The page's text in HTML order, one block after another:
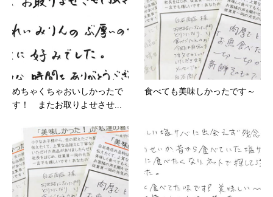
めちゃくちゃおいしかったで
す！ またお取りよせさせ...
食べても美味しかったです～